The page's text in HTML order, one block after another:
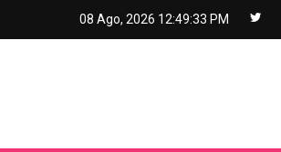
08 Ago, 2026 12:49:35 PM